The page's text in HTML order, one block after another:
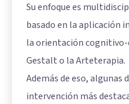
Su enfoque es
basado en la aplicación
la orientación
Gestalt o la Arteterapia.
Además de eso, algunas
intervención más